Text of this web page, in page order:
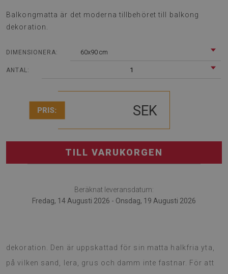
Balkongmatta är det moderna tillbehöret till balkong
dekoration.
DIMENSIONERA: 60x90 cm
ANTAL: 1
PRIS: SEK
TILL VARUKORGEN
Beräknat leveransdatum:
Fredag, 14 Augusti 2026 - Onsdag, 19 Augusti 2026
dekoration. Den är uppskattad för sin matta halkfria yta,
på vilken sand, lera, grus och damm inte fastnar. För att